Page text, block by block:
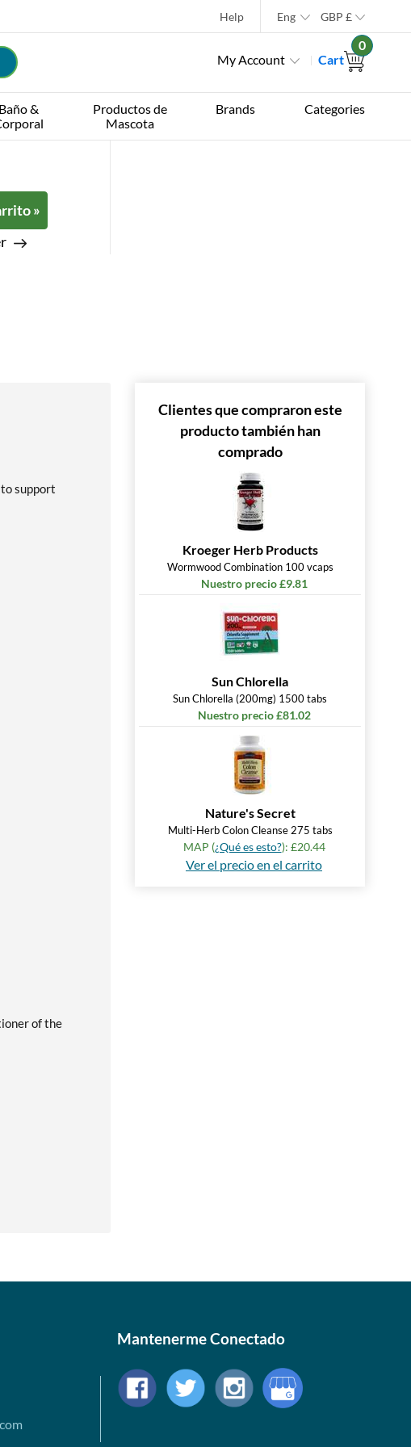
Help Eng GBP £
My Account Cart
0
Baño &
Productos de
Mascota
Brands Categories
»
support
of the
Clientes que compraron este
producto también han
comprado
Kroeger Herb Products
Wormwood Combination 100 vcaps
Nuestro precio £9.81
Sun Chlorella
Sun Chlorella (200mg) 1500 tabs
Nuestro precio £81.02
Nature's Secret
Multi-Herb Colon Cleanse 275 tabs
MAP (¿Qué es esto?): £20.44
Ver el precio en el carrito
Mantenerme Conectado